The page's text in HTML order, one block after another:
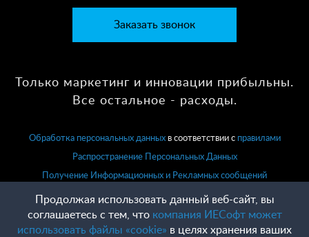
Заказать звонок
Только маркетинг и инновации прибыльны.
Все остальное - расходы.
Обработка персональных данныхв соответствии с правилами
Распространение Персональных Данных
Получение Информационных и Рекламных сообщений
Продолжая использовать данный веб-сайт, вы
соглашаетесь с тем, что компания ИЕСофт может
использовать файлы «cookie» в целях хранения ваших